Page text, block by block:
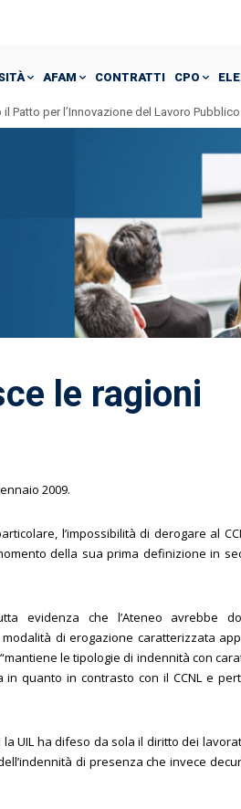
AFAM CONTRATTI CPO
Patto per l’Innovazione del Lavoro
le ragioni
2009.
l’impossibilità di derogare al
della sua prima definizione in
evidenza che l’Ateneo avrebbe
di erogazione caratterizzata
le tipologie di indennità con
quanto in contrasto con il CCNL e
la UIL ha difeso da sola il diritto dei
di presenza che invece